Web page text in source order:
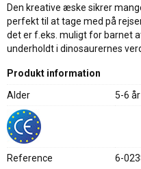
Den kreative æske sikrer
perfekt til at tage med på
det er f.eks. muligt for barnet
underholdt i dinosaurernes
Produkt information
Alder
5-6
Reference
6-